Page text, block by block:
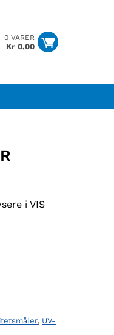
0 VARER
Kr0,00
i VIS
, UV-